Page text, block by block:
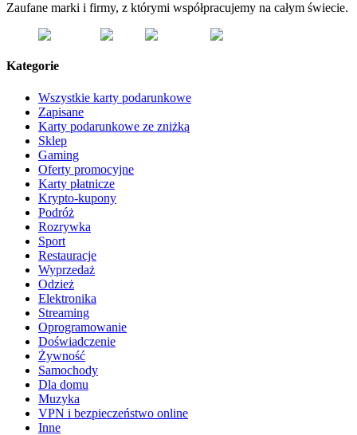
Zaufane marki i firmy, z którymi współpracujemy na całym świecie.
Kategorie
Wszystkie karty podarunkowe
Zapisane
Karty podarunkowe ze zniżką
Sklep
Gaming
Oferty promocyjne
Karty płatnicze
Krypto-kupony
Podróż
Rozrywka
Sport
Restauracje
Wyprzedaż
Odzież
Elektronika
Streaming
Oprogramowanie
Doświadczenie
Żywność
Samochody
Dla domu
Muzyka
VPN i bezpieczeństwo online
Inne